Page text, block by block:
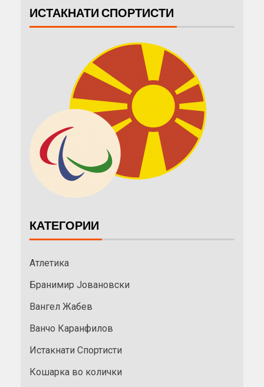
ИСТАКНАТИ СПОРТИСТИ
КАТЕГОРИИ
Атлетика
Бранимир Јовановски
Вангел Жабев
Ванчо Каранфилов
Истакнати Спортисти
Кошарка во колички